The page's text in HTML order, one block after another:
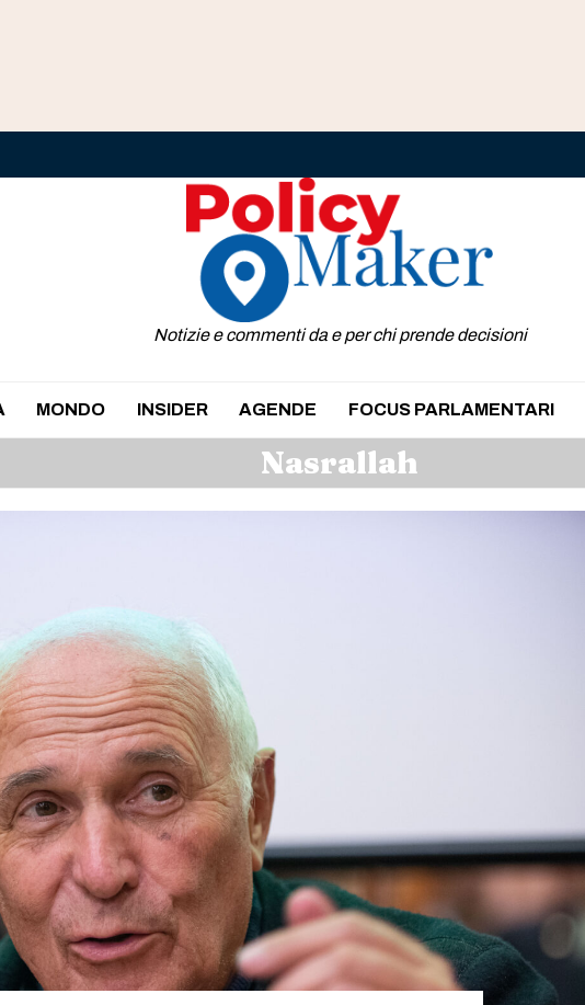
Notizie e commenti da e per chi prende decisioni
MONDO INSIDER AGENDE FOCUS PARLAMENTARI
Nasrallah